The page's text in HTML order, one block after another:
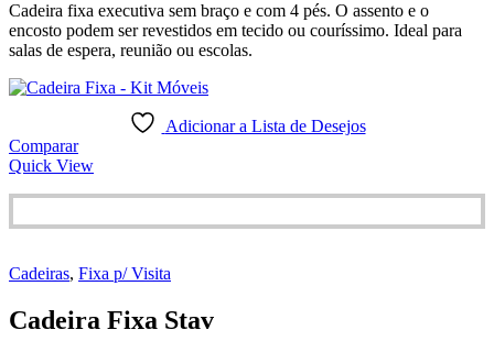
Cadeira fixa executiva sem braço e com 4 pés. O assento e o
encosto podem ser revestidos em tecido ou couríssimo. Ideal para
salas de espera, reunião ou escolas.
Adicionar a Lista de Desejos
Comparar
Quick View
Cadeiras, Fixa p/ Visita
Cadeira Fixa Stav